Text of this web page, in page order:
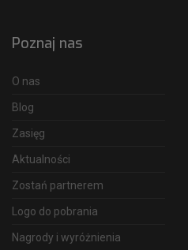
Poznaj nas
O nas
Blog
Zasięg
Aktualności
Zostań partnerem
Logo do pobrania
Nagrody i wyróżnienia